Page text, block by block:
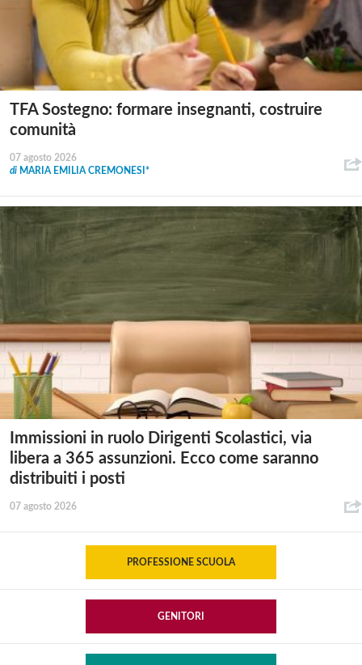
TFA Sostegno: formare insegnanti, costruire
comunità
07 agosto 2026
di MARIA EMILIA CREMONESI*
Immissioni in ruolo Dirigenti Scolastici, via
libera a 365 assunzioni. Ecco come saranno
distribuiti i posti
07 agosto 2026
PROFESSIONE SCUOLA
GENITORI